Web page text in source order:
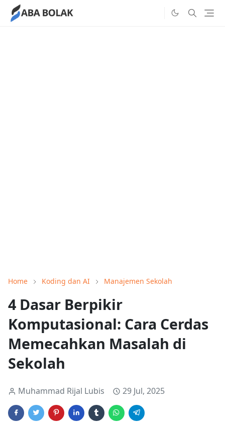
Home Koding dan AI Manajemen Sekolah
4 Dasar Berpikir
Komputasional: Cara Cerdas
Memecahkan Masalah di
Sekolah
Muhammad Rijal Lubis 29 Jul, 2025